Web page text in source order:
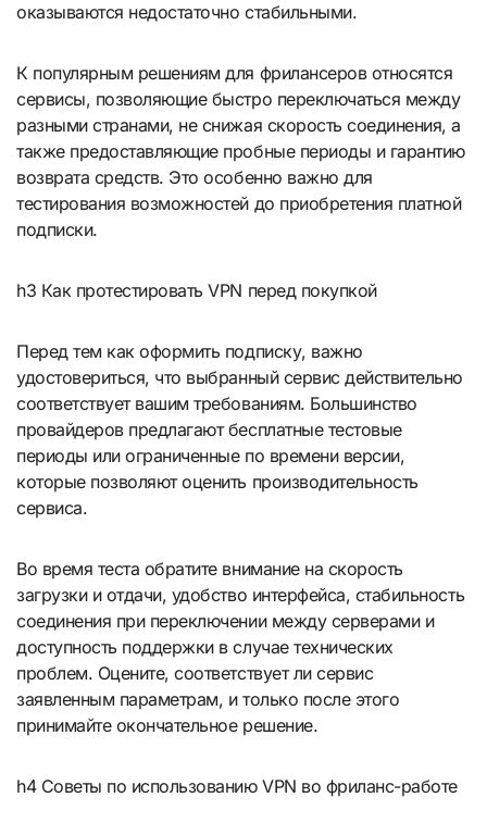
оказываются недостаточно стабильными.
К популярным решениям для фрилансеров относятся
сервисы, позволяющие быстро переключаться между
разными странами, не снижая скорость соединения, а
также предоставляющие пробные периоды и гарантию
возврата средств. Это особенно важно для
тестирования возможностей до приобретения платной
подписки.
h3 Как протестировать VPN перед покупкой
Перед тем как оформить подписку, важно
удостовериться, что выбранный сервис действительно
соответствует вашим требованиям. Большинство
провайдеров предлагают бесплатные тестовые
периоды или ограниченные по времени версии,
которые позволяют оценить производительность
сервиса.
Во время теста обратите внимание на скорость
загрузки и отдачи, удобство интерфейса, стабильность
соединения при переключении между серверами и
доступность поддержки в случае технических
проблем. Оцените, соответствует ли сервис
заявленным параметрам, и только после этого
принимайте окончательное решение.
h4 Советы по использованию VPN во фриланс-работе